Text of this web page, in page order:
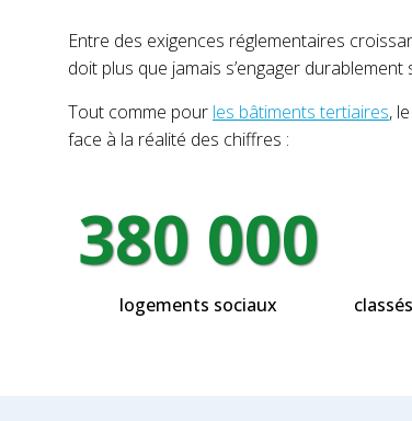
Entre des exigences réglementaires
doit plus que jamais s’engager
Tout comme pour les bâtiments tertiaires,
face à la réalité des chiffres :
380 000
logements sociaux